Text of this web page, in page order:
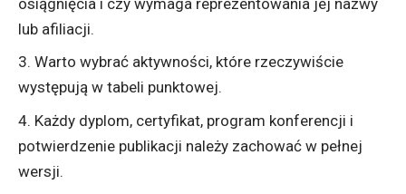
lub afiliacji.
Warto wybrać aktywności, które rzeczywiście
występują w tabeli punktowej.
Każdy dyplom, certyfikat, program konferencji i
potwierdzenie publikacji należy zachować w pełnej
wersji.